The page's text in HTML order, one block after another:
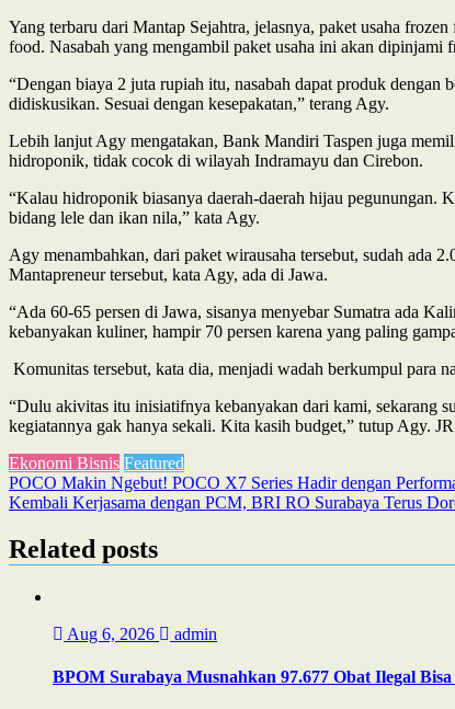
Yang terbaru dari Mantap Sejahtra, jelasnya, paket usaha
food. Nasabah yang mengambil paket usaha ini akan dipinjami
“Dengan biaya 2 juta rupiah itu, nasabah dapat produk dengan
didiskusikan. Sesuai dengan kesepakatan,” terang Agy.
Lebih lanjut Agy mengatakan, Bank Mandiri Taspen juga
hidroponik, tidak cocok di wilayah Indramayu dan Cirebon.
“Kalau hidroponik biasanya daerah-daerah hijau pegunungan.
bidang lele dan ikan nila,” kata Agy.
Agy menambahkan, dari paket wirausaha tersebut, sudah ada
Mantapreneur tersebut, kata Agy, ada di Jawa.
“Ada 60-65 persen di Jawa, sisanya menyebar Sumatra ada
kebanyakan kuliner, hampir 70 persen karena yang paling
Komunitas tersebut, kata dia, menjadi wadah berkumpul para
“Dulu akivitas itu inisiatifnya kebanyakan dari kami, sekarang
kegiatannya gak hanya sekali. Kita kasih budget,” tutup Agy.
Ekonomi Bisnis Featured
Post
navigation
POCO Makin Ngebut! POCO X7 Series Hadir dengan
Kembali Kerjasama dengan PCM, BRI RO Surabaya Terus
Related posts
Aug 6, 2026 admin
BPOM Surabaya Musnahkan 97.677 Obat Ilegal